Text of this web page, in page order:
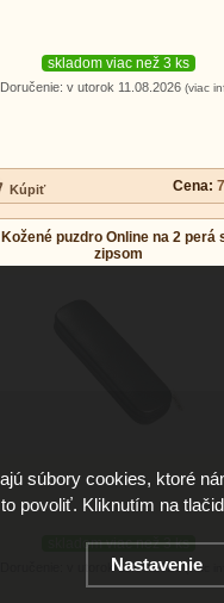
skladom viac než 3 ks
Doručenie: v utorok 11.08.2026 (viac
Cena:
Kožené puzdro Online na 2 perá
zipsom
skladom viac než 3 ks
Doručenie: v utorok 11.08.2026(viac
súbory cookies, ktoré
povoliť. Kliknutím na
Nastavenie